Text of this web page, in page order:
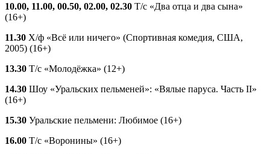
10.00, 11.00, 00.50, 02.00, 02.30 Т/с «Два отца и два сына»
(16+)
11.30 Х/ф «Всё или ничего» (Спортивная комедия, США,
2005) (16+)
13.30 Т/с «Молодёжка» (12+)
14.30 Шоу «Уральских пельменей»: «Вялые паруса. Часть II»
(16+)
15.30 Уральские пельмени: Любимое (16+)
16.00 Т/с «Воронины» (16+)